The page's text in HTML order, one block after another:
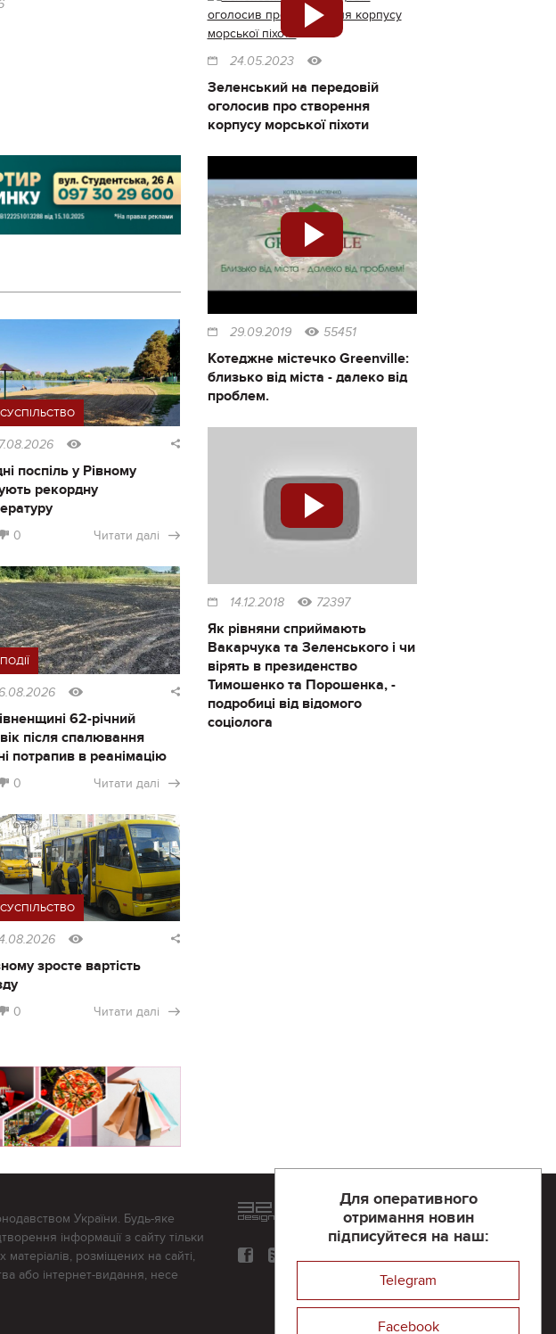
СУСПІЛЬСТВО
поспіль у Рівному
рекордну
0 Читати далі
ПОДІЇ
62-річний
після спалювання
потрапив в реанімацію
0 Читати далі
СУСПІЛЬСТВО
зросте вартість
0 Читати далі
24.05.2023
Зеленський на передовій
оголосив про створення
корпусу морської піхоти
29.09.2019 55451
Котеджне містечко Greenville:
близько від міста - далеко від
проблем.
14.12.2018 72397
Як рівняни сприймають
Вакарчука та Зеленського і чи
вірять в президенство
Тимошенко та Порошенка, -
подробиці від відомого
соціолога
Для оперативного
отримання новин
підписуйтеся на наш:
Telegram
Facebook
України. Будь-яке
інформації з сайту тільки
матеріалів, розміщених на сайті,
або інтернет-видання, несе
Розроблений та підтримується
компанії 32х32